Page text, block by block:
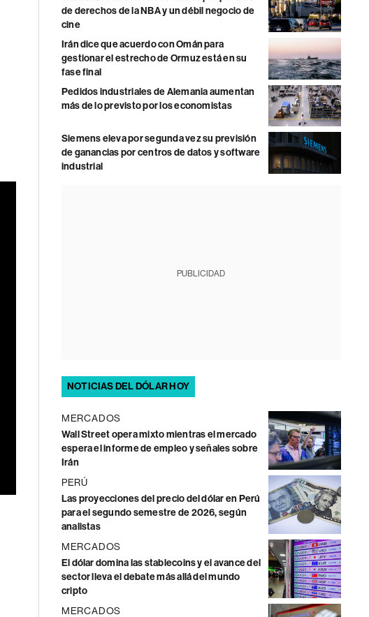
de derechos de la NBA y un débil negocio de
cine
Irán dice que acuerdo con Omán para
gestionar el estrecho de Ormuz está en su
fase final
Pedidos industriales de Alemania aumentan
más de lo previsto por los economistas
Siemens eleva por segunda vez su previsión
de ganancias por centros de datos y software
industrial
PUBLICIDAD
NOTICIAS DEL DÓLAR HOY
MERCADOS
Wall Street opera mixto mientras el mercado
espera el informe de empleo y señales sobre
Irán
PERÚ
Las proyecciones del precio del dólar en Perú
para el segundo semestre de 2026, según
analistas
MERCADOS
El dólar domina las stablecoins y el avance del
sector lleva el debate más allá del mundo
cripto
MERCADOS